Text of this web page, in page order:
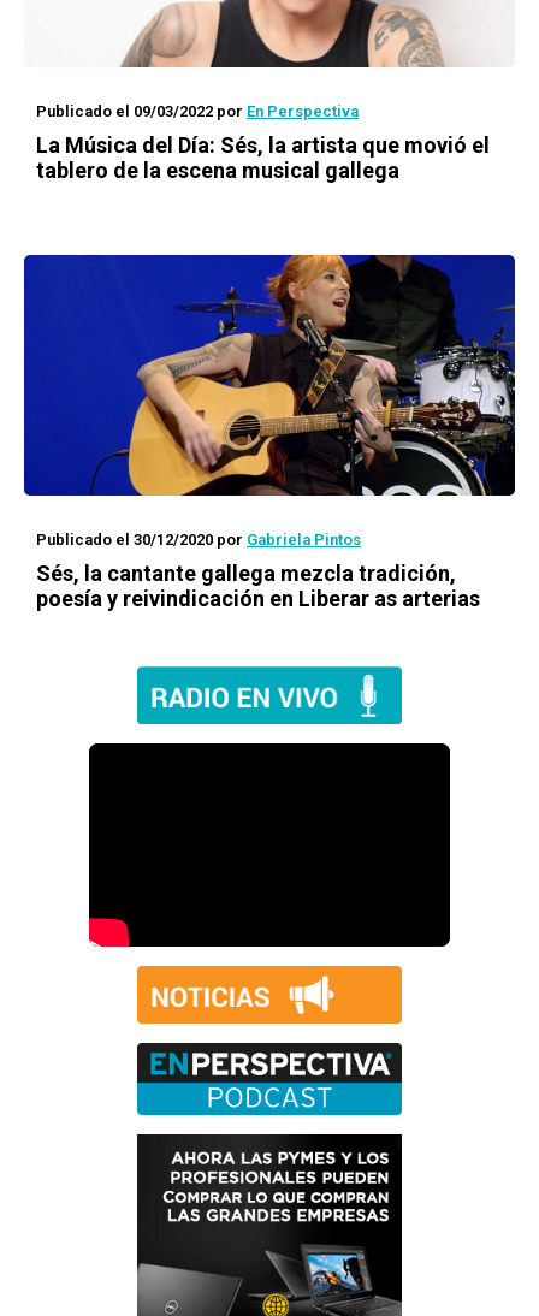
Publicado el 09/03/2022 por En Perspectiva
La Música del Día: Sés, la artista que movió el
tablero de la escena musical gallega
Publicado el 30/12/2020 por Gabriela Pintos
Sés, la cantante gallega mezcla tradición,
poesía y reivindicación en Liberar as arterias